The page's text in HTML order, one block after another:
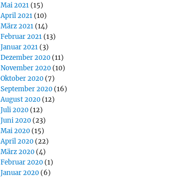
Mai 2021 (15)
April 2021 (10)
März 2021 (14)
Februar 2021 (13)
Januar 2021 (3)
Dezember 2020 (11)
November 2020 (10)
Oktober 2020 (7)
September 2020 (16)
August 2020 (12)
Juli 2020 (12)
Juni 2020 (23)
Mai 2020 (15)
April 2020 (22)
März 2020 (4)
Februar 2020 (1)
Januar 2020 (6)